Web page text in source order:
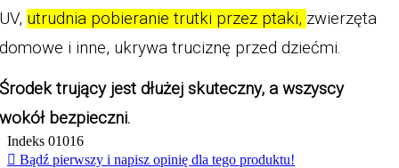
utrudnia pobieranie trutki przez ptaki, zwierzęta
i inne, ukrywa truciznę przed dziećmi.
trujący jest dłużej skuteczny, a wszyscy
bezpieczni.
Indeks 01016
 Bądź pierwszy i napisz opinię dla tego produktu!